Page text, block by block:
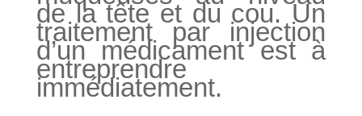
de la tête et du cou. Un
traitement par injection
d’un médicament est à
entreprendre
immédiatement.